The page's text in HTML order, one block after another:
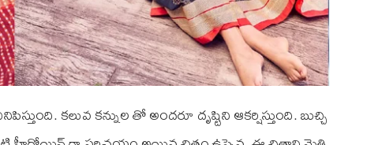
కలువ కన్నుల తో అందరూ దృష్టిని ఆకర్షిస్తుంది. బుచ్చి